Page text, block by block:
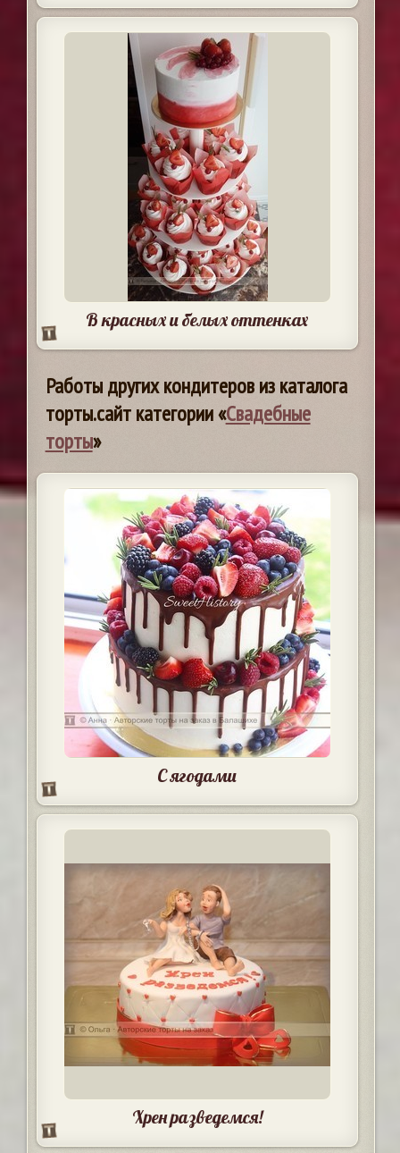
В красных и белых оттенках
Работы других кондитеров из каталога
торты.сайт категории «Свадебные
торты»
С ягодами
Хрен разведемся!